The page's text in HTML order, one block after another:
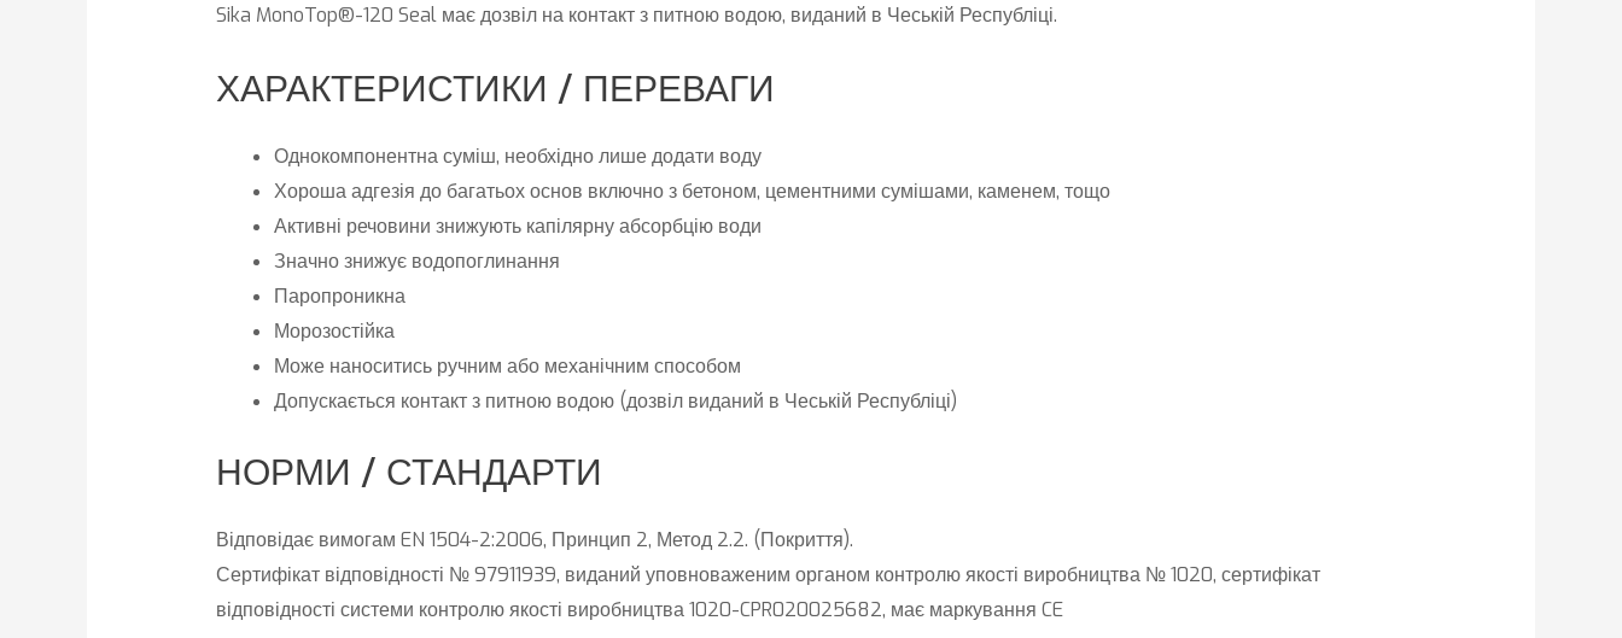
Sika MonoTop®-120 Seal має дозвіл на контакт з питною водою, виданий в Чеській Республіці.
ХАРАКТЕРИСТИКИ / ПЕРЕВАГИ
Однокомпонентна суміш, необхідно лише додати воду
Хороша адгезія до багатьох основ включно з бетоном, цементними сумішами, каменем, тощо
Активні речовини знижують капілярну абсорбцію води
Значно знижує водопоглинання
Паропроникна
Морозостійка
Може наноситись ручним або механічним способом
Допускається контакт з питною водою (дозвіл виданий в Чеській Республіці)
НОРМИ / СТАНДАРТИ
Відповідає вимогам EN 1504-2:2006, Принцип 2, Метод 2.2. (Покриття).
Сертифікат відповідності № 97911939, виданий уповноваженим органом контролю якості виробництва № 1020, сертифікат
відповідності системи контролю якості виробництва 1020-CPR020025682, має маркування CE